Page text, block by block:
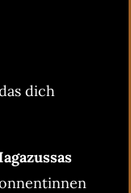
dich